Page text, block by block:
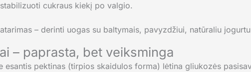
cukraus kiekį po valgio.
– derinti uogas su baltymais, pavyzdžiui, natūraliu
– paprasta, bet veiksminga
esantis pektinas (tirpios skaidulos forma) lėtina gliukozės